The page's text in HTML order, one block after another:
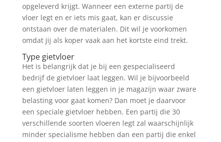
opgeleverd krijgt. Wanneer een externe partij de
vloer legt en er iets mis gaat, kan er discussie
ontstaan over de materialen. Dit wil je voorkomen
omdat jij als koper vaak aan het kortste eind trekt.
Type gietvloer
Het is belangrijk dat je bij een gespecialiseerd
bedrijf de gietvloer laat leggen. Wil je bijvoorbeeld
een gietvloer laten leggen in je magazijn waar zware
belasting voor gaat komen? Dan moet je daarvoor
een speciale gietvloer hebben. Een partij die 30
verschillende soorten vloeren legt zal waarschijnlijk
minder specialisme hebben dan een partij die enkel